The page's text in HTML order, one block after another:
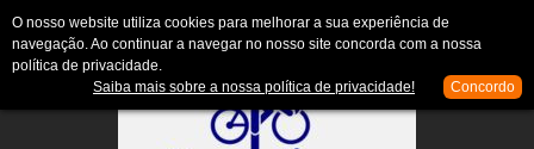
Contacte-nos
O nosso website utiliza cookies para melhorar a sua experiência de
navegação. Ao continuar a navegar no nosso site concorda com a nossa
política de privacidade.
Saiba mais sobre a nossa política de privacidade!
Concordo